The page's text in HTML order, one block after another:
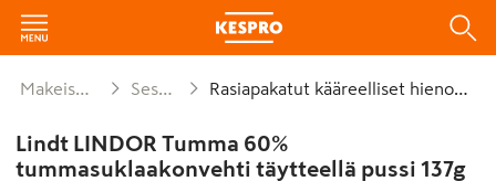
Makeiset ja naposteltavat Sesongit ja lahjat Rasiapakatut kääreelliset hienokonvehdit
Lindt LINDOR Tumma 60%
tummasuklaakonvehti täytteellä pussi 137g